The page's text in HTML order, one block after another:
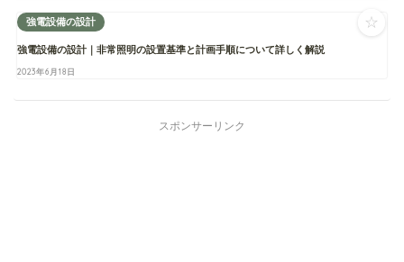
強電設備の設計
強電設備の設計｜非常照明の設置基準と計画手順について詳しく解説
2023年6月18日
☆
スポンサーリンク